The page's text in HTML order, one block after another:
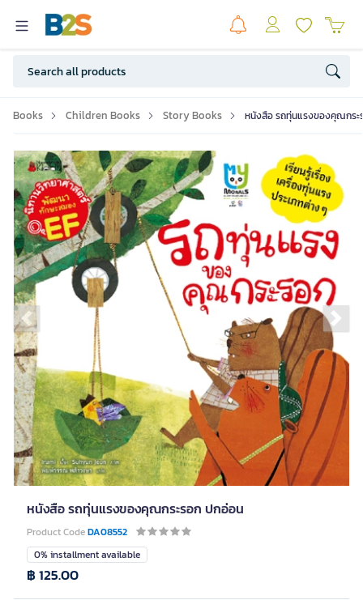
Books Children Books Story Books หนังสือ รถทุ่นแรงของคุณกระ
Previous slide
หนังสือ รถทุ่นแรงของคุณกระรอก ปกอ่อน
Product CodeDA08552
0% installment available
฿ 125.00